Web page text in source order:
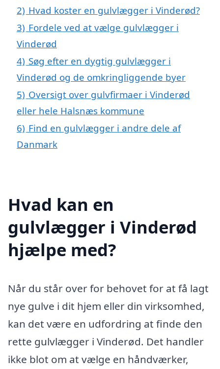
2) Hvad koster en gulvlægger i Vinderød?
3) Fordele ved at vælge gulvlægger i
Vinderød
4) Søg efter en dygtig gulvlægger i
Vinderød og de omkringliggende byer
5) Oversigt over gulvfirmaer i Vinderød
eller hele Halsnæs kommune
6) Find en gulvlægger i andre dele af
Danmark
Hvad kan en
gulvlægger i Vinderød
hjælpe med?
Når du står over for behovet for at få lagt
nye gulve i dit hjem eller din virksomhed,
kan det være en udfordring at finde den
rette gulvlægger i Vinderød. Det handler
ikke blot om at vælge en håndværker,